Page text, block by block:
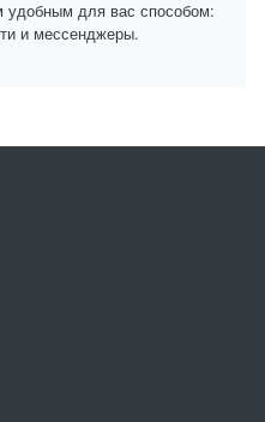
для вас способом:
и мессенджеры.